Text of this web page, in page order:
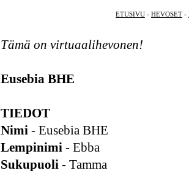
ETUSIVU - HEVOSET -
Tämä on virtuaalihevonen!
Eusebia BHE
TIEDOT
Nimi - Eusebia BHE
Lempinimi - Ebba
Sukupuoli - Tamma